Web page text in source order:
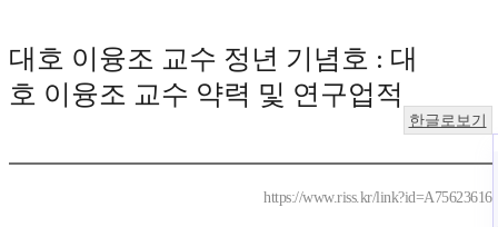
대호 이융조 교수 정년 기념호 : 대
호 이융조 교수 약력 및 연구업적
한글로보기
https://www.riss.kr/link?id=A75623616